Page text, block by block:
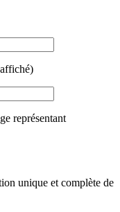
représentant
unique et complète de